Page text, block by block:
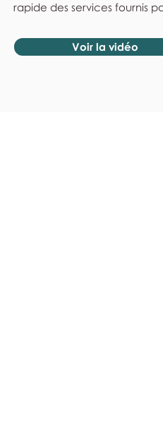
rapide des services fournis
Voir la vidéo